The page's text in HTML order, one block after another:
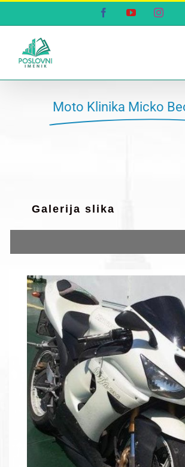
FacebookYouTube
Moto Klinika Micko
Galerija slika